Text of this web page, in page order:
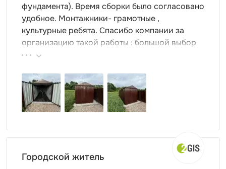
фундамента). Время сборки было согласовано
удобное. Монтажники- грамотные ,
культурные ребята. Спасибо компании за
организацию такой работы : большой выбор
продукции, реальные цены.
Городской житель